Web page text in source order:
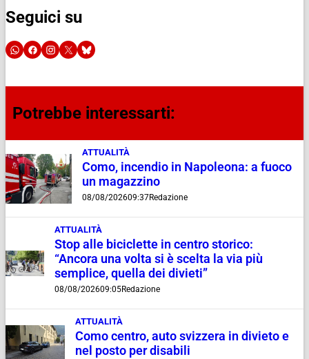
Seguici su
Potrebbe interessarti:
ATTUALITÀ
Como, incendio in Napoleona: a fuoco
un magazzino
08/08/202609:37Redazione
ATTUALITÀ
Stop alle biciclette in centro storico:
“Ancora una volta si è scelta la via più
semplice, quella dei divieti”
08/08/202609:05Redazione
ATTUALITÀ
Como centro, auto svizzera in divieto e
nel posto per disabili